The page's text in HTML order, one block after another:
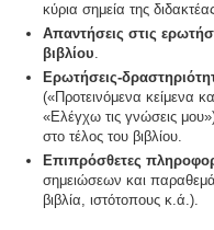
κύρια σημεία της
Απαντήσεις στις
βιβλίου.
Ερωτήσεις-
(«Προτεινόμενα κείμενα
«Ελέγχω τις γνώσεις
στο τέλος του βιβλίου.
Επιπρόσθετες
σημειώσεων και
βιβλία, ιστότοπους κ.ά.).